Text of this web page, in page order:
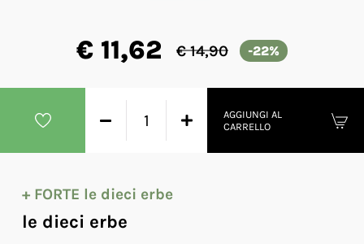
€ 11,62 € 14,90 -22%
AGGIUNGI AL
CARRELLO
+ FORTE le dieci erbe
le dieci erbe